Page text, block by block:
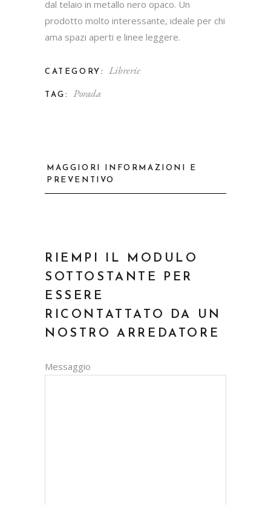
dal telaio in metallo nero opaco. Un
prodotto molto interessante, ideale per chi
ama spazi aperti e linee leggere.
CATEGORY: Librerie
TAG: Porada
MAGGIORI INFORMAZIONI E
PREVENTIVO
RIEMPI IL MODULO
SOTTOSTANTE PER
ESSERE
RICONTATTATO DA UN
NOSTRO ARREDATORE
Messaggio